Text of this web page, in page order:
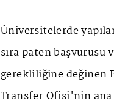
Üniversitelerde
sıra paten başvurusu
gerekliliğine değinen
Transfer Ofisi'nin